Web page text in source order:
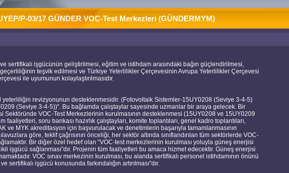
P-03/17 GÜNDER VOC-Test Merkezleri (GÜNDERMYM)
sertifikalı işgücünün geliştirilmesi, eğitim ve istihdam arasındaki bağın güçlendirilmesi,
teşvik edilmesi ve Türkiye Yeterlilikler Çerçevesinin Avrupa Yeterlilikler Çerçevesi
ile uyumunun kolaylaştırılmasıdır.
revizyonunun desteklenmesidir. (Fotovoltaik Sistemler-15UY0208 (Seviye 3-4-5)
(Seviye 3-4-5))”. Bu bağlamda çalıştaylar sayesinde uzmanlar bir araya gelecek. Bir
Sektöründe VOC-Test Merkezlerinin kurulmasının desteklenmesi (15UY0208 ve 15UY0209
soru bankası hazırlık çalıştayları, komite toplantıları, genel kadro toplantıları,
ve MYK akreditasyon için başvurulacak ve denetimlerin başarıyla tamamlanmasının
göre, teklif çağrısının önceliği, her sektör altında sınıflandırılan tüm sektörlerde VOC-
Bir diğer özel hedef olan “VOC-test merkezlerinin kurulması yoluyla güneş enerjisi
işgücü sağlanması”dır. Projenin tüm faaliyetleri bu amaca hizmet edecektir. Güneş enerjisi
VOC sınav merkezinin kurulması, bu alanda sertifikalı personel istihdamının önünü
sertifikalı işgücü konusunda farkındalığın artırılması”dır.